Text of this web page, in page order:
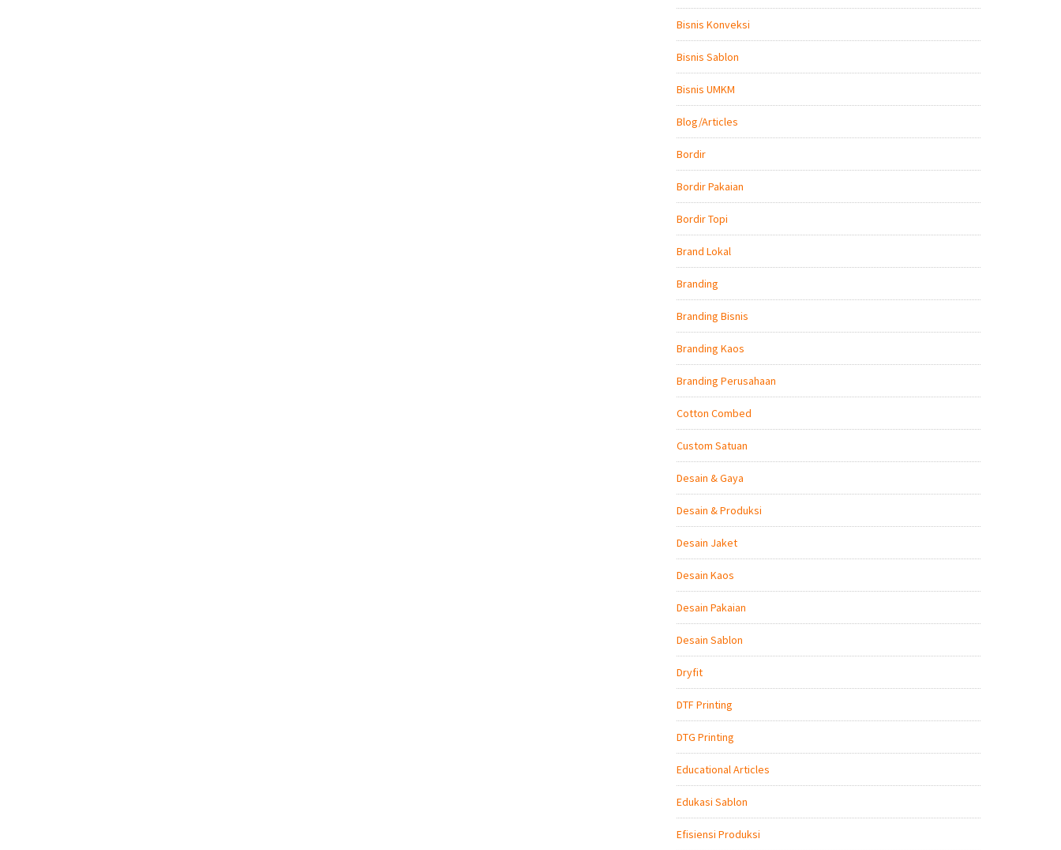
Bisnis Konveksi
Bisnis Sablon
Bisnis UMKM
Blog/Articles
Bordir
Bordir Pakaian
Bordir Topi
Brand Lokal
Branding
Branding Bisnis
Branding Kaos
Branding Perusahaan
Cotton Combed
Custom Satuan
Desain & Gaya
Desain & Produksi
Desain Jaket
Desain Kaos
Desain Pakaian
Desain Sablon
Dryfit
DTF Printing
DTG Printing
Educational Articles
Edukasi Sablon
Efisiensi Produksi